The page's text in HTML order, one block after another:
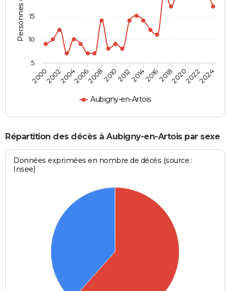
Aubigny-en-Artois
2000200220042006200820102012201420162018202020222024
5
10
15
Répartition des décès à Aubigny-en-Artois par sexe
Données exprimées en nombre de décès (source :
Insee)